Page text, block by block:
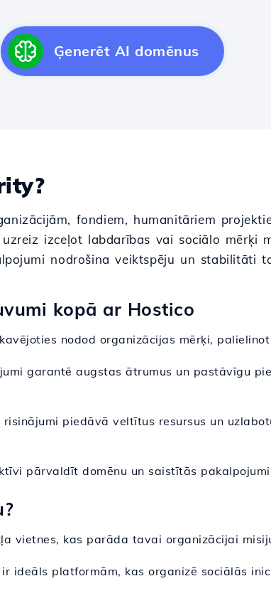
Ģenerēt AI domēnus
fondiem, humanitāriem
izceļot labdarības vai sociālo mērķi
nodrošina veiktspēju un stabilitāti
kopā ar Hostico
nodod organizācijas mērķi,
garantē augstas ātrumus un pastāvīgu
risinājumi piedāvā veltītus resursus un
pārvaldīt domēnu un saistītās
vietnes, kas parāda tavai organizācijai
ideāls platformām, kas organizē sociālās